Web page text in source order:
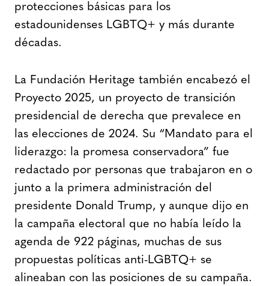
protecciones básicas para los
estadounidenses LGBTQ+ y más durante
décadas.
La Fundación Heritage también encabezó el
Proyecto 2025, un proyecto de transición
presidencial de derecha que prevalece en
las elecciones de 2024. Su “Mandato para el
liderazgo: la promesa conservadora” fue
redactado por personas que trabajaron en o
junto a la primera administración del
presidente Donald Trump, y aunque dijo en
la campaña electoral que no había leído la
agenda de 922 páginas, muchas de sus
propuestas políticas anti-LGBTQ+ se
alineaban con las posiciones de su campaña.